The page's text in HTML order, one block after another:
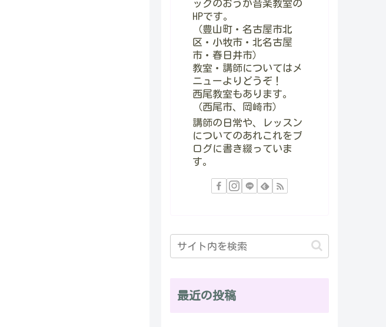
ックのおうか音楽教室の
HPです。
（豊山町・名古屋市北
区・小牧市・北名古屋
市・春日井市）
教室・講師についてはメ
ニューよりどうぞ！
西尾教室もあります。
（西尾市、岡崎市）
講師の日常や、レッスン
についてのあれこれをブ
ログに書き綴っていま
す。
最近の投稿